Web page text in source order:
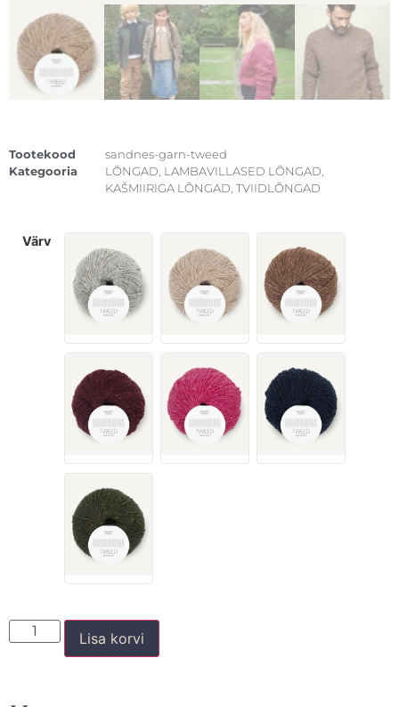
Tootekood
sandnes-garn-tweed
Kategooria
LÕNGAD, LAMBAVILLASED LÕNGAD,
KAŠMIIRIGA LÕNGAD, TVIIDLÕNGAD
värv
Lisa korvi